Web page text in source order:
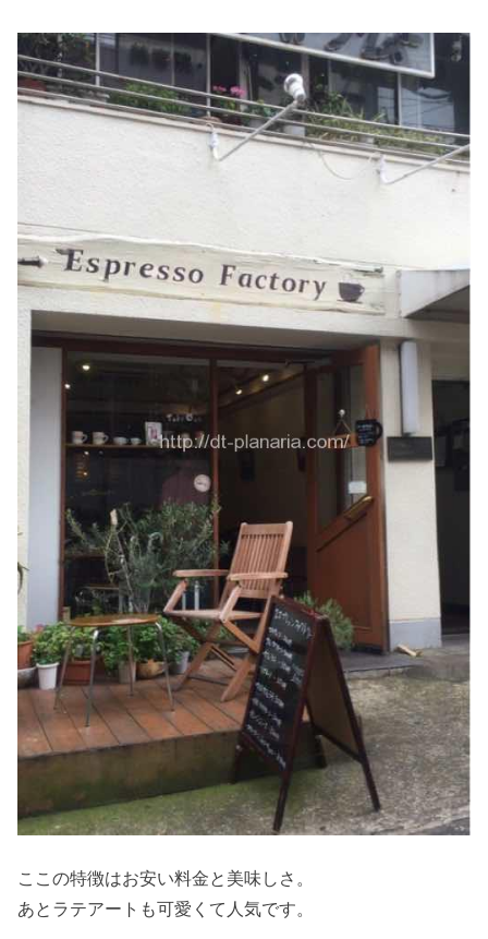
ここの特徴はお安い料金と美味しさ。
あとラテアートも可愛くて人気です。